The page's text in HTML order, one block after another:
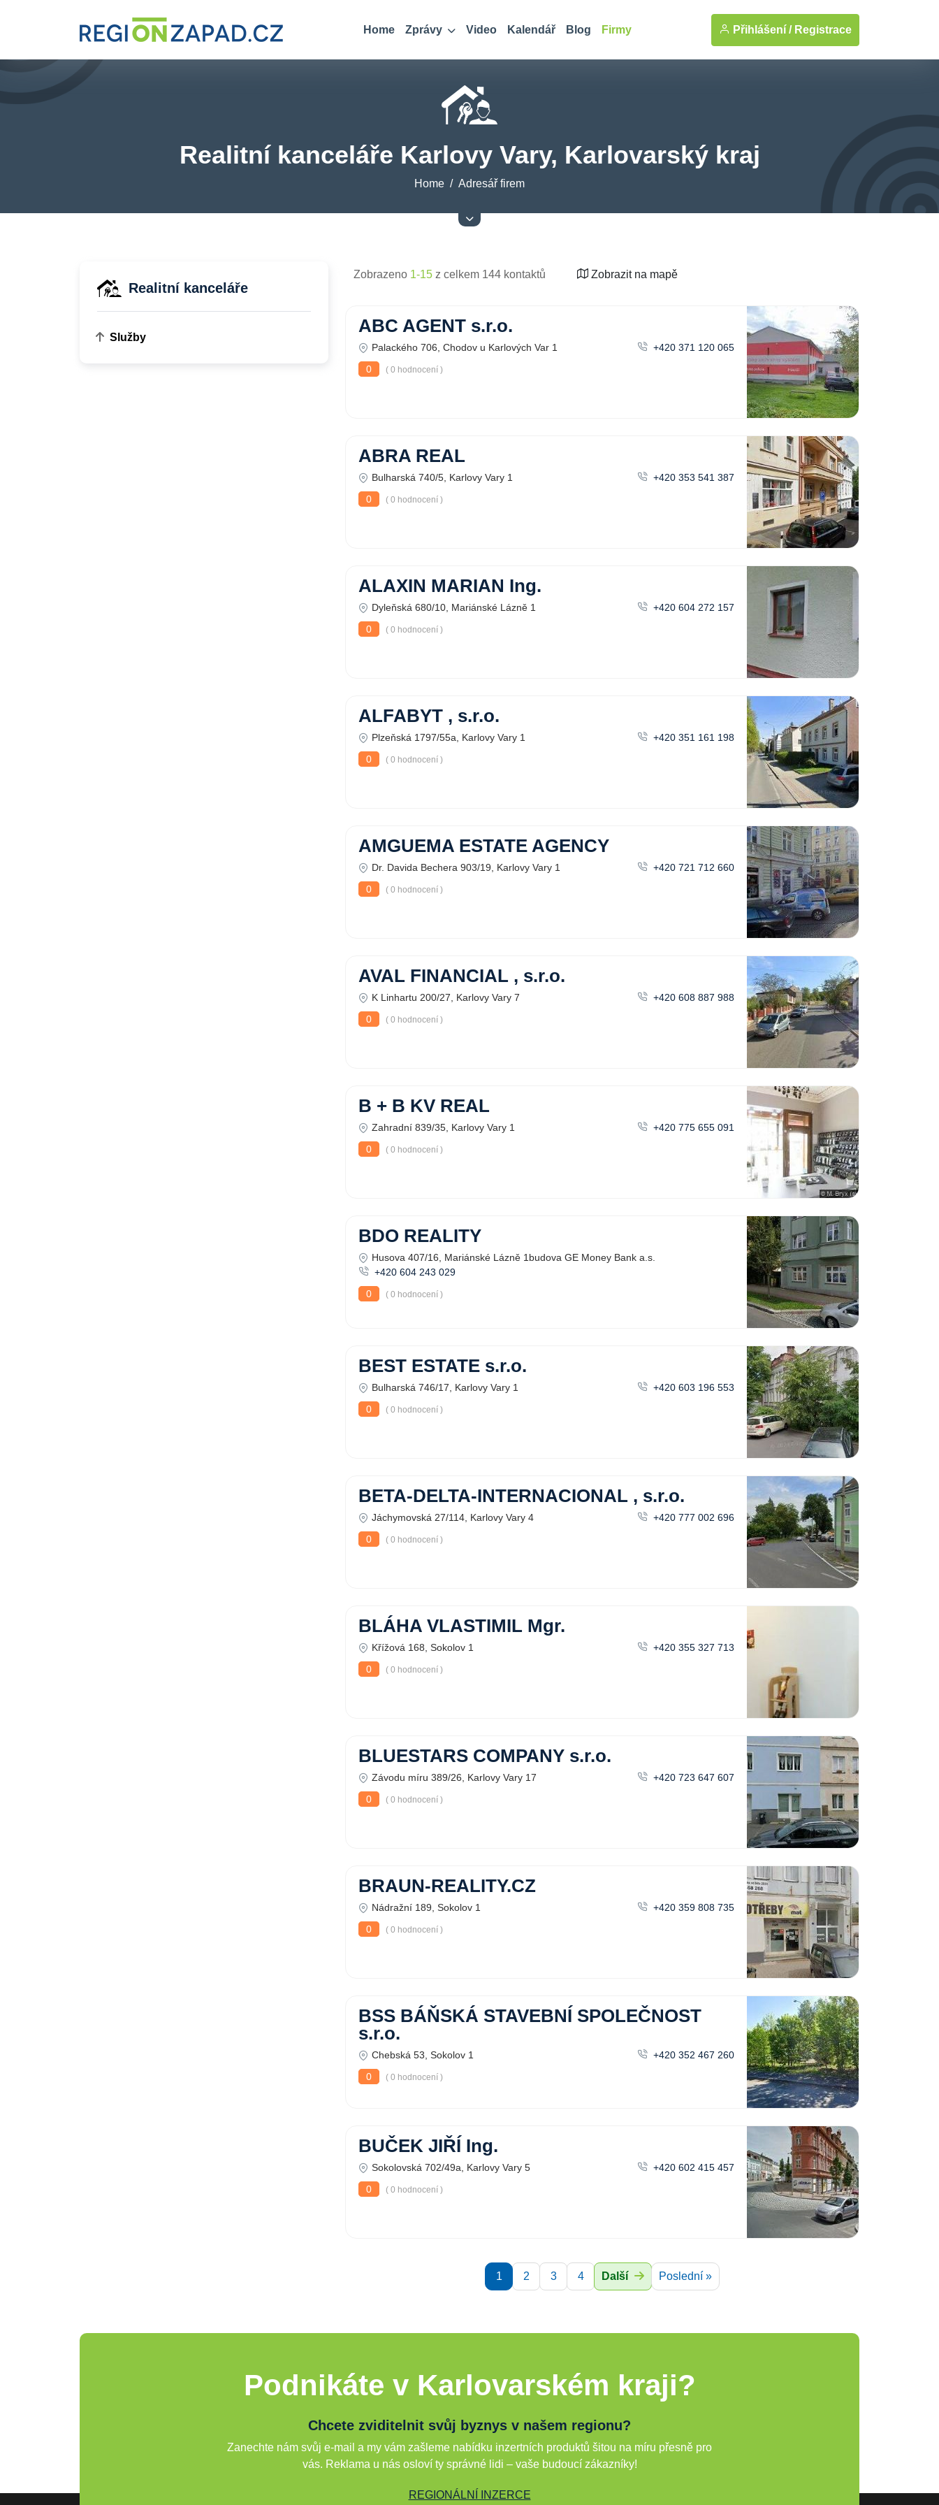
Home Zprávy Video Kalendář Blog Firmy Přihlášení / Registrace
Realitní kanceláře Karlovy Vary, Karlovarský kraj
Home Adresář firem
Realitní kanceláře
Služby
Zobrazeno 1-15 z celkem 144 kontaktů Zobrazit na mapě
ABC AGENT s.r.o.
Palackého 706, Chodov u Karlových Var 1
+420 371 120 065
0
( 0 hodnocení )
ABRA REAL
Bulharská 740/5, Karlovy Vary 1
+420 353 541 387
0
( 0 hodnocení )
ALAXIN MARIAN Ing.
Dyleňská 680/10, Mariánské Lázně 1
+420 604 272 157
0
( 0 hodnocení )
ALFABYT , s.r.o.
Plzeňská 1797/55a, Karlovy Vary 1
+420 351 161 198
0
( 0 hodnocení )
AMGUEMA ESTATE AGENCY
Dr. Davida Bechera 903/19, Karlovy Vary 1
+420 721 712 660
0
( 0 hodnocení )
AVAL FINANCIAL , s.r.o.
K Linhartu 200/27, Karlovy Vary 7
+420 608 887 988
0
( 0 hodnocení )
B + B KV REAL
Zahradní 839/35, Karlovy Vary 1
+420 775 655 091
0
( 0 hodnocení )
BDO REALITY
Husova 407/16, Mariánské Lázně 1budova GE Money Bank a.s.
+420 604 243 029
0
( 0 hodnocení )
BEST ESTATE s.r.o.
Bulharská 746/17, Karlovy Vary 1
+420 603 196 553
0
( 0 hodnocení )
BETA-DELTA-INTERNACIONAL , s.r.o.
Jáchymovská 27/114, Karlovy Vary 4
+420 777 002 696
0
( 0 hodnocení )
BLÁHA VLASTIMIL Mgr.
Křížová 168, Sokolov 1
+420 355 327 713
0
( 0 hodnocení )
BLUESTARS COMPANY s.r.o.
Závodu míru 389/26, Karlovy Vary 17
+420 723 647 607
0
( 0 hodnocení )
BRAUN-REALITY.CZ
Nádražní 189, Sokolov 1
+420 359 808 735
0
( 0 hodnocení )
BSS BÁŇSKÁ STAVEBNÍ SPOLEČNOST
s.r.o.
Chebská 53, Sokolov 1
+420 352 467 260
0
( 0 hodnocení )
BUČEK JIŘÍ Ing.
Sokolovská 702/49a, Karlovy Vary 5
+420 602 415 457
0
( 0 hodnocení )
1 2 3 4 Další Poslední »
Podnikáte v Karlovarském kraji?
Chcete zviditelnit svůj byznys v našem regionu?
Zanechte nám svůj e-mail a my vám zašleme nabídku inzertních produktů šitou na míru přesně pro
vás. Reklama u nás osloví ty správné lidi – vaše budoucí zákazníky!
REGIONÁLNÍ INZERCE